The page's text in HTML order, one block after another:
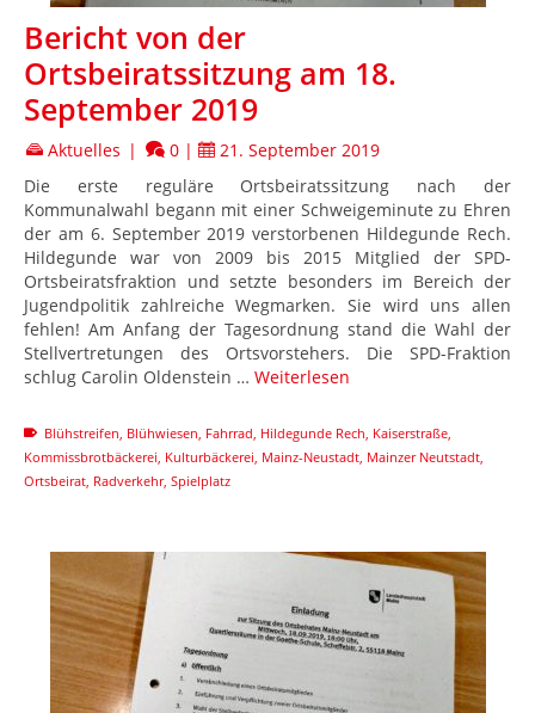
Bericht von der
Ortsbeiratssitzung am 18.
September 2019
Aktuelles | 0 |
21. September 2019
Die erste reguläre Ortsbeiratssitzung nach der
Kommunalwahl begann mit einer Schweigeminute zu Ehren
der am 6. September 2019 verstorbenen Hildegunde Rech.
Hildegunde war von 2009 bis 2015 Mitglied der SPD-
Ortsbeiratsfraktion und setzte besonders im Bereich der
Jugendpolitik zahlreiche Wegmarken. Sie wird uns allen
fehlen! Am Anfang der Tagesordnung stand die Wahl der
Stellvertretungen des Ortsvorstehers. Die SPD-Fraktion
schlug Carolin Oldenstein … Weiterlesen
Blühstreifen Blühwiesen Fahrrad Hildegunde Rech Kaiserstraße
Kommissbrotbäckerei Kulturbäckerei Mainz-Neustadt Mainzer Neutstadt
Ortsbeirat Radverkehr, Spielplatz